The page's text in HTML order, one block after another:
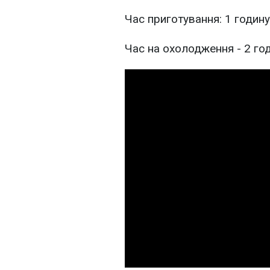
Час приготування: 1 годину
Час на охолодження - 2